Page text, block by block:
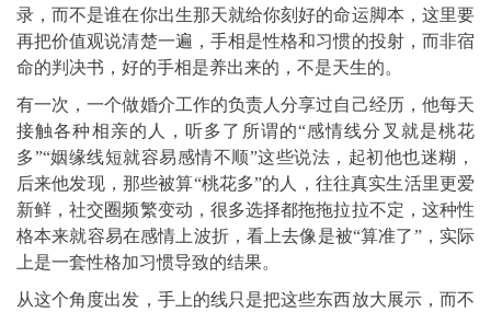
录，而不是谁在你出生那天就给你刻好的命运脚本，这里要
再把价值观说清楚一遍，手相是性格和习惯的投射，而非宿
命的判决书，好的手相是养出来的，不是天生的。
有一次，一个做婚介工作的负责人分享过自己经历，他每天
接触各种相亲的人，听多了所谓的“感情线分叉就是桃花
多”“姻缘线短就容易感情不顺”这些说法，起初他也迷糊，
后来他发现，那些被算“桃花多”的人，往往真实生活里更爱
新鲜，社交圈频繁变动，很多选择都拖拖拉拉不定，这种性
格本来就容易在感情上波折，看上去像是被“算准了”，实际
上是一套性格加习惯导致的结果。
从这个角度出发，手上的线只是把这些东西放大展示，而不